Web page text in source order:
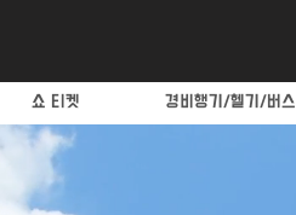
쇼 티켓 경비행기/헬기/버스